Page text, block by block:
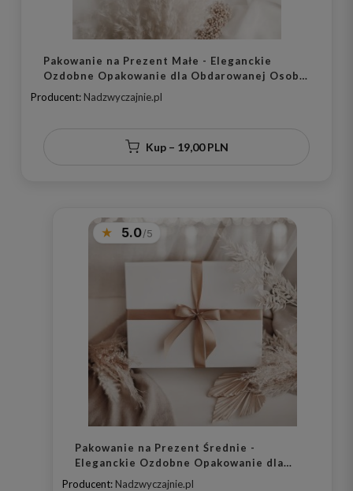
Pakowanie na Prezent Małe - Eleganckie
Ozdobne Opakowanie dla Obdarowanej Osoby
na Każdą Okazję
Producent: Nadzwyczajnie.pl
Kup – 19,00 PLN
5.0
Pakowanie na Prezent Średnie -
Eleganckie Ozdobne Opakowanie dla
Obdarowanej Osoby na Każdą Okazję
Producent: Nadzwyczajnie.pl